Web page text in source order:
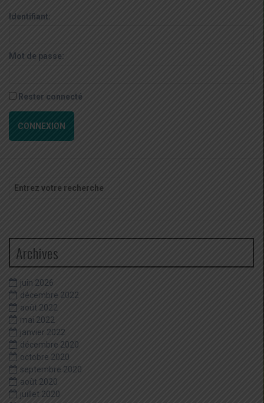
Identifiant:
Mot de passe:
Rester connecté
CONNEXION
pour
Archives
juin 2026
décembre 2022
août 2022
mai 2022
janvier 2022
décembre 2020
octobre 2020
septembre 2020
août 2020
juillet 2020